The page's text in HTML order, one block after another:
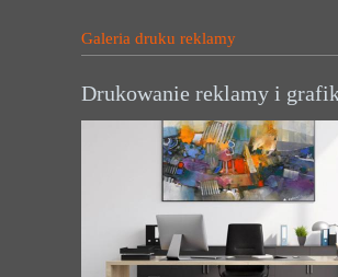
Galeria druku reklamy
Drukowanie reklamy i